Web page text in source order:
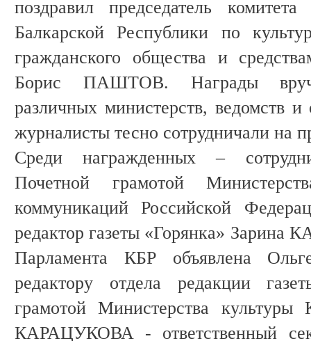
поздравил председатель
Балкарской Республики по
гражданского общества и
Борис ПАШТОВ. Награды
различных министерств, ведомств
журналисты тесно сотрудничали на
Среди награжденных –
Почетной грамотой
коммуникаций Российской
редактор газеты «Горянка» Зарина
Парламента КБР объявлена
редактору отдела редакции
грамотой Министерства
КАРАЦУКОВА - ответственный